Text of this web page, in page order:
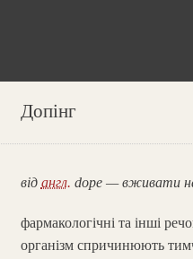
Допінг
від англ. dope — вживати
фармакологічні та інші
організм спричинюють